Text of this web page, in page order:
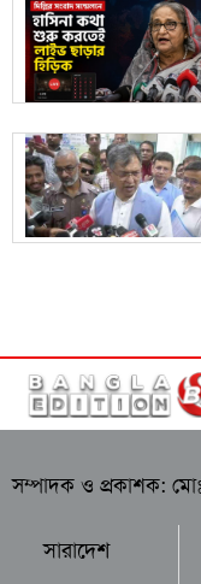
সম্পাদক ও প্রকাশক:
সারাদেশ